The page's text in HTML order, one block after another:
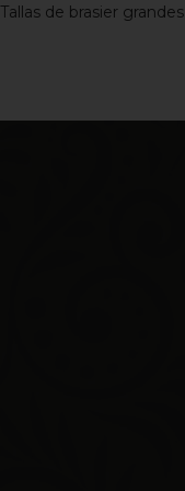
Tallas de brasier grandes